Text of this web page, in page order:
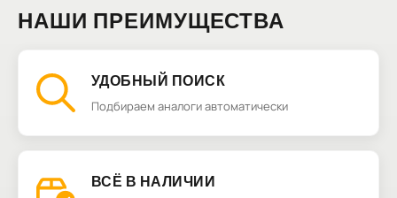
НАШИ ПРЕИМУЩЕСТВА
УДОБНЫЙ ПОИСК
Подбираем аналоги автоматически
ВСЁ В НАЛИЧИИ